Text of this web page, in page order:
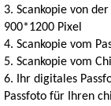
3. Scankopie von
900*1200 Pixel
4. Scankopie vom
5. Scankopie vom
6. Ihr digitales
Passfoto für Ihren